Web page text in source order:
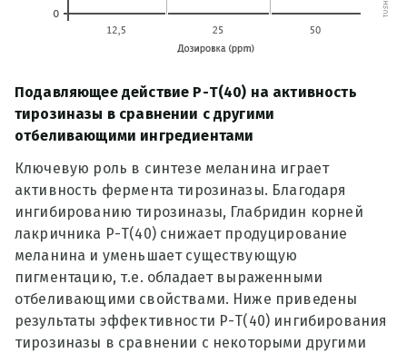
Подавляющее действие Р-Т(40) на активность
тирозиназы в сравнении с другими
отбеливающими ингредиентами
Ключевую роль в синтезе меланина играет
активность фермента тирозиназы. Благодаря
ингибированию тирозиназы, Глабридин корней
лакричника Р-Т(40) снижает продуцирование
меланина и уменьшает существующую
пигментацию, т.е. обладает выраженными
отбеливающими свойствами. Ниже приведены
результаты эффективности Р-Т(40) ингибирования
тирозиназы в сравнении с некоторыми другими